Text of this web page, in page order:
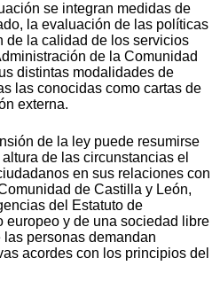
se integran medidas de
la evaluación de las políticas
de la calidad de los servicios
de la Comunidad
distintas modalidades de
las conocidas como cartas de
externa.
de la ley puede resumirse
de las circunstancias el
en sus relaciones con
de Castilla y León,
del Estatuto de
europeo y de una sociedad libre
personas demandan
acordes con los principios del